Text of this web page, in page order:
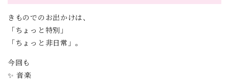
きものでのお出かけは、
「ちょっと特別」
「ちょっと非日常」。
今回も
✨ 音楽